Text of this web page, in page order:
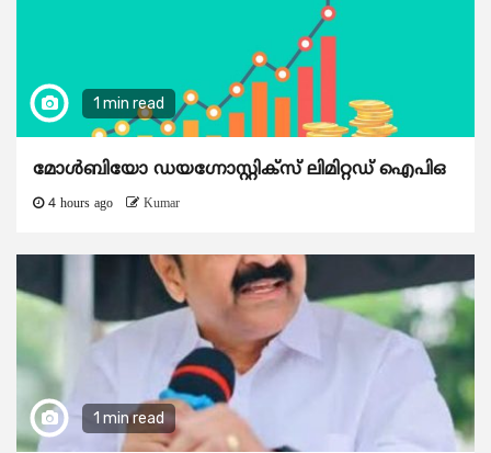
1 min read
മോൾബിയോ ഡയഗ്നോസ്റ്റിക്സ് ലിമിറ്റഡ് ഐപിഒ
4 hours ago Kumar
1 min read